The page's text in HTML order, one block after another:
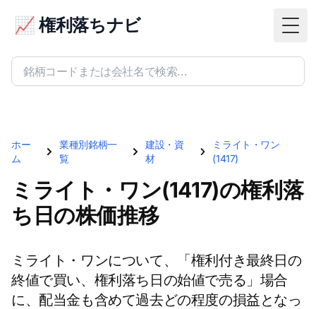
📈 権利落ちナビ
ホー
ム
業種別銘柄一
覧
建設・資
材
ミライト・ワン
(1417)
ミライト・ワン(1417)の権利落
ち日の株価推移
ミライト・ワンについて、「権利付き最終日の
終値で買い、権利落ち日の始値で売る」場合
に、配当金も含めて過去どの程度の損益となっ